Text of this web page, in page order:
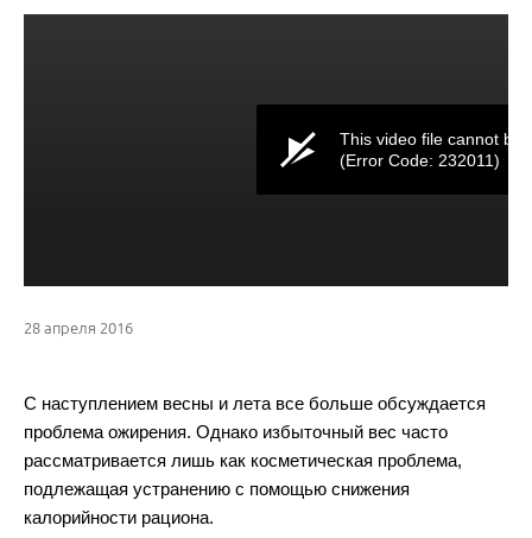
This video file cannot be
(Error Code: 232011)
28 апреля 2016
С наступлением весны и лета все больше обсуждается
проблема ожирения. Однако избыточный вес часто
рассматривается лишь как косметическая проблема,
подлежащая устранению с помощью снижения
калорийности рациона.